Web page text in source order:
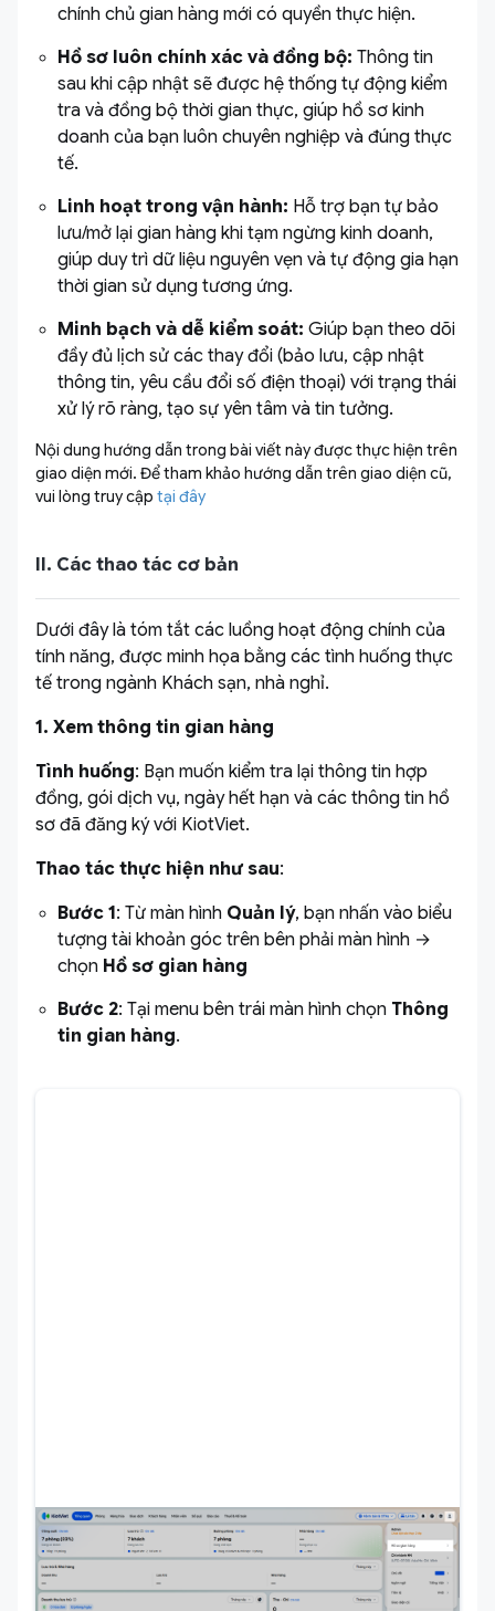
chính chủ gian hàng mới có quyền thực hiện.
Hồ sơ luôn chính xác và đồng bộ: Thông tin
sau khi cập nhật sẽ được hệ thống tự động kiểm
tra và đồng bộ thời gian thực, giúp hồ sơ kinh
doanh của bạn luôn chuyên nghiệp và đúng thực
tế.
Linh hoạt trong vận hành: Hỗ trợ bạn tự bảo
lưu/mở lại gian hàng khi tạm ngừng kinh doanh,
giúp duy trì dữ liệu nguyên vẹn và tự động gia hạn
thời gian sử dụng tương ứng.
Minh bạch và dễ kiểm soát: Giúp bạn theo dõi
đầy đủ lịch sử các thay đổi (bảo lưu, cập nhật
thông tin, yêu cầu đổi số điện thoại) với trạng thái
xử lý rõ ràng, tạo sự yên tâm và tin tưởng.
Nội dung hướng dẫn trong bài viết này được thực hiện trên
giao diện mới. Để tham khảo hướng dẫn trên giao diện cũ,
vui lòng truy cập tại đây
II. Các thao tác cơ bản
Dưới đây là tóm tắt các luồng hoạt động chính của
tính năng, được minh họa bằng các tình huống thực
tế trong ngành Khách sạn, nhà nghỉ.
1. Xem thông tin gian hàng
Tình huống: Bạn muốn kiểm tra lại thông tin hợp
đồng, gói dịch vụ, ngày hết hạn và các thông tin hồ
sơ đã đăng ký với KiotViet.
Thao tác thực hiện như sau:
Bước 1: Từ màn hình Quản lý, bạn nhấn vào biểu
tượng tài khoản góc trên bên phải màn hình →
chọn Hồ sơ gian hàng
Bước 2: Tại menu bên trái màn hình chọn Thông
tin gian hàng.